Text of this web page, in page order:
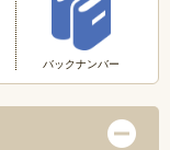
バックナンバー